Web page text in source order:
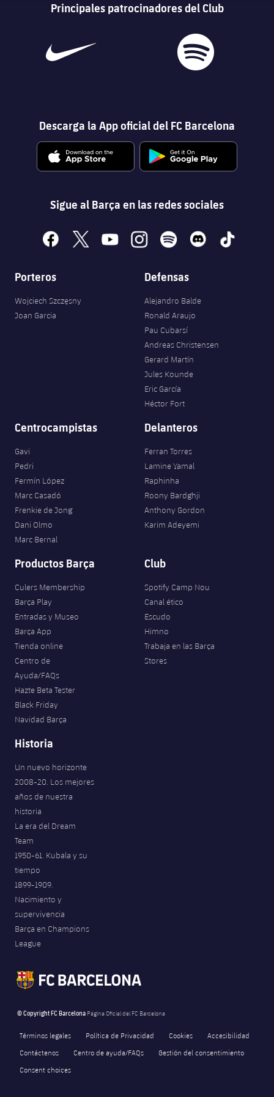
Servicios Médicos
Acreditaciones
Instalaciones
Principales patrocinadores del Club
Descarga la App oficial del FC Barcelona
Sigue al Barça en las redes sociales
facebook
x youtubeinstagramspotify discord tiktok
Porteros
Wojciech Szczęsny
Joan Garcia
Defensas
Alejandro Balde
Ronald Araujo
Pau Cubarsí
Andreas Christensen
Gerard Martín
Jules Kounde
Eric García
Héctor Fort
Centrocampistas
Gavi
Pedri
Fermín López
Marc Casadó
Frenkie de Jong
Dani Olmo
Marc Bernal
Delanteros
Ferran Torres
Lamine Yamal
Raphinha
Roony Bardghji
Anthony Gordon
Karim Adeyemi
Productos Barça
Culers Membership
Barça Play
Entradas y Museo
Barça App
Tienda online
Centro de
Ayuda/FAQs
Hazte Beta Tester
Black Friday
Navidad Barça
Club
Spotify Camp Nou
Canal ético
Escudo
Himno
Trabaja en las Barça
Stores
Historia
Un nuevo horizonte
2008-20. Los mejores
años de nuestra
historia
La era del Dream
Team
1950-61. Kubala y su
tiempo
1899-1909.
Nacimiento y
supervivencia
Barça en Champions
League
© Copyright FC Barcelona Página Oficial del FC Barcelona
Términos legales Política de Privacidad Cookies
Accesibilidad
Contáctenos
Centro de ayuda/FAQs
Gestión del consentimiento
Consent choices